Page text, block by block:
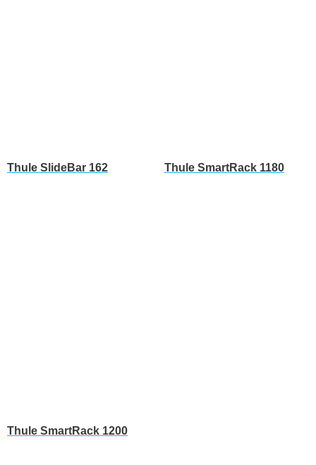
Thule SlideBar 162 Thule SmartRack 1180
Thule SmartRack 1200